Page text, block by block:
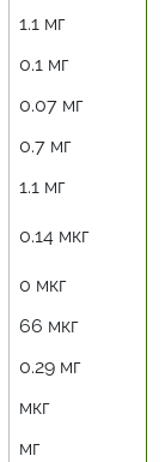
1.1 мг
0.1 мг
0.07 мг
0.7 мг
1.1 мг
0.14 мкг
0 мкг
66 мкг
0.29 мг
мкг
мг